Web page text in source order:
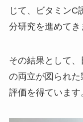
じて、ビタミンC
分研究を進めてき
その結果として
の両立が図られ
評価を得ています